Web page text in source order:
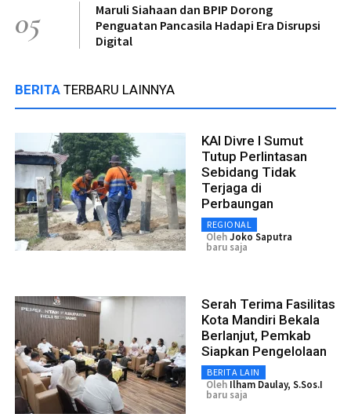
05
Maruli Siahaan dan BPIP Dorong
Penguatan Pancasila Hadapi Era Disrupsi
Digital
BERITA TERBARU LAINNYA
KAI Divre I Sumut
Tutup Perlintasan
Sebidang Tidak
Terjaga di
Perbaungan
REGIONAL
OlehJoko Saputra
baru saja
Serah Terima Fasilitas
Kota Mandiri Bekala
Berlanjut, Pemkab
Siapkan Pengelolaan
BERITA LAIN
Oleh Ilham Daulay, S.Sos.I
baru saja